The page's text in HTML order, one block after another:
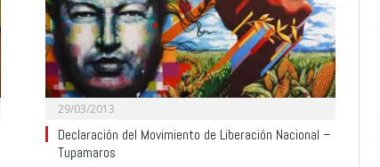
29/03/2013
Declaración del Movimiento de Liberación Nacional –
Tupamaros